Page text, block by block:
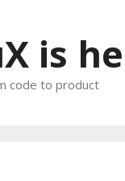
is
code to product